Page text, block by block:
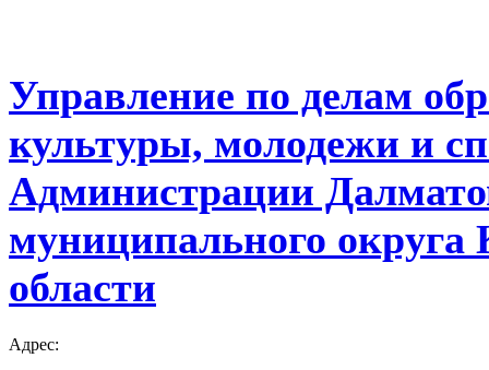
Управление по делам
культуры, молодежи и
Администрации
муниципального округа
области
Адрес: